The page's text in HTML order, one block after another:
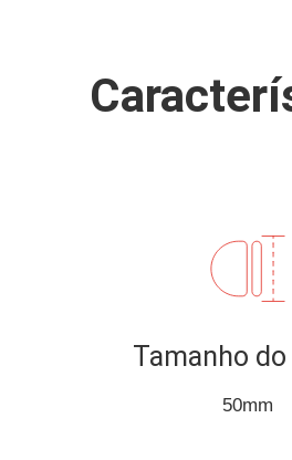
Tamanho
50mm